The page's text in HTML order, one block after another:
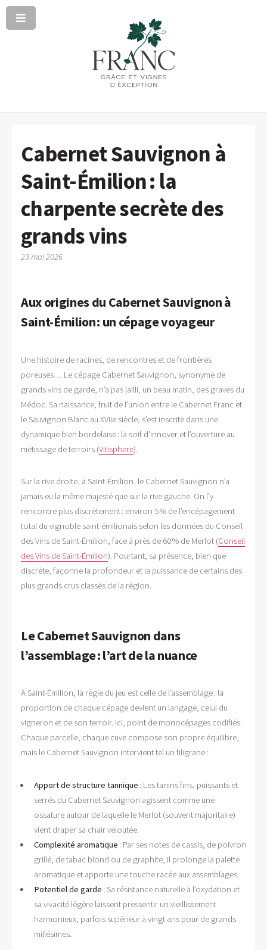
Cabernet Sauvignon à
Saint-Émilion : la
charpente secrète des
grands vins
23 mai 2026
Aux origines du Cabernet Sauvignon à
Saint-Émilion : un cépage voyageur
Une histoire de racines, de rencontres et de frontières
poreuses… Le cépage Cabernet Sauvignon, synonyme de
grands vins de garde, n’a pas jailli, un beau matin, des graves du
Médoc. Sa naissance, fruit de l’union entre le Cabernet Franc et
le Sauvignon Blanc au XVIIe siècle, s’est inscrite dans une
dynamique bien bordelaise : la soif d’innover et l’ouverture au
métissage de terroirs (Vitisphere).
Sur la rive droite, à Saint-Émilion, le Cabernet Sauvignon n’a
jamais eu la même majesté que sur la rive gauche. On l’y
rencontre plus discrètement : environ 5 % de l’encépagement
total du vignoble saint-émilionais selon les données du Conseil
des Vins de Saint-Émilion, face à près de 60 % de Merlot (Conseil
des Vins de Saint-Émilion). Pourtant, sa présence, bien que
discrète, façonne la profondeur et la puissance de certains des
plus grands crus classés de la région.
Le Cabernet Sauvignon dans
l’assemblage : l’art de la nuance
À Saint-Émilion, la règle du jeu est celle de l’assemblage : la
proportion de chaque cépage devient un langage, celui du
vigneron et de son terroir. Ici, point de monocépages codifiés.
Chaque parcelle, chaque cuve compose son propre équilibre,
mais le Cabernet Sauvignon intervient tel un filigrane :
Apport de structure tannique : Les tanins fins, puissants et
serrés du Cabernet Sauvignon agissent comme une
ossature autour de laquelle le Merlot (souvent majoritaire)
vient draper sa chair veloutée.
Complexité aromatique : Par ses notes de cassis, de poivron
grillé, de tabac blond ou de graphite, il prolonge la palette
aromatique et apporte une touche racée aux assemblages.
Potentiel de garde : Sa résistance naturelle à l’oxydation et
sa vivacité légère laissent pressentir un vieillissement
harmonieux, parfois supérieur à vingt ans pour de grands
millésimes.